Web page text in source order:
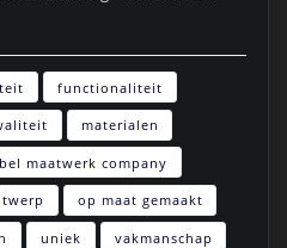
functionaliteit
materialen
maatwerk company
op maat gemaakt
uniek vakmanschap